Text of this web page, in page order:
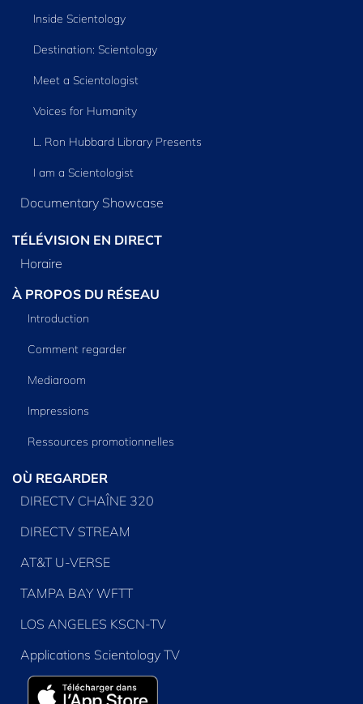
Inside Scientology
Destination: Scientology
Meet a Scientologist
Voices for Humanity
L. Ron Hubbard Library Presents
I am a Scientologist
Documentary Showcase
TÉLÉVISION EN DIRECT
Horaire
À PROPOS DU RÉSEAU
Introduction
Comment regarder
Mediaroom
Impressions
Ressources promotionnelles
OÙ REGARDER
DIRECTV CHAÎNE 320
DIRECTV STREAM
AT&T U-VERSE
TAMPA BAY WFTT
LOS ANGELES KSCN-TV
Applications Scientology TV